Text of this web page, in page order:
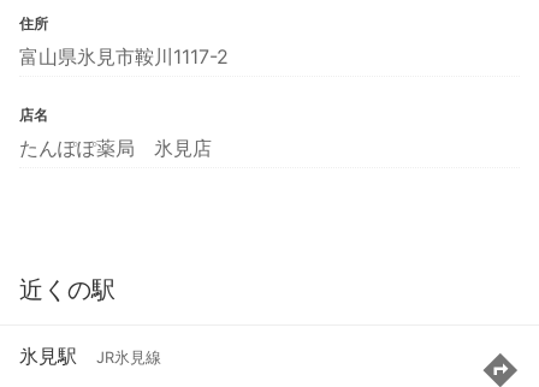
住所
富山県氷見市鞍川1117-2
店名
たんぽぽ薬局 氷見店
近くの駅
氷見駅 JR氷見線